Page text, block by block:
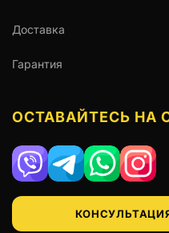
Доставка
Гарантия
ОСТАВАЙТЕСЬ НА
Viber TelegramWhatsApp